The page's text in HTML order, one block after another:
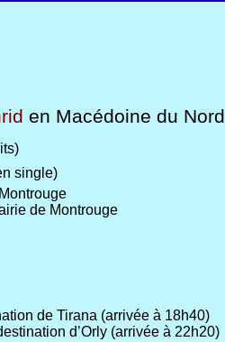
en Macédoine du Nord
single)
de Montrouge
de Tirana (arrivée à 18h40)
d’Orly (arrivée à 22h20)